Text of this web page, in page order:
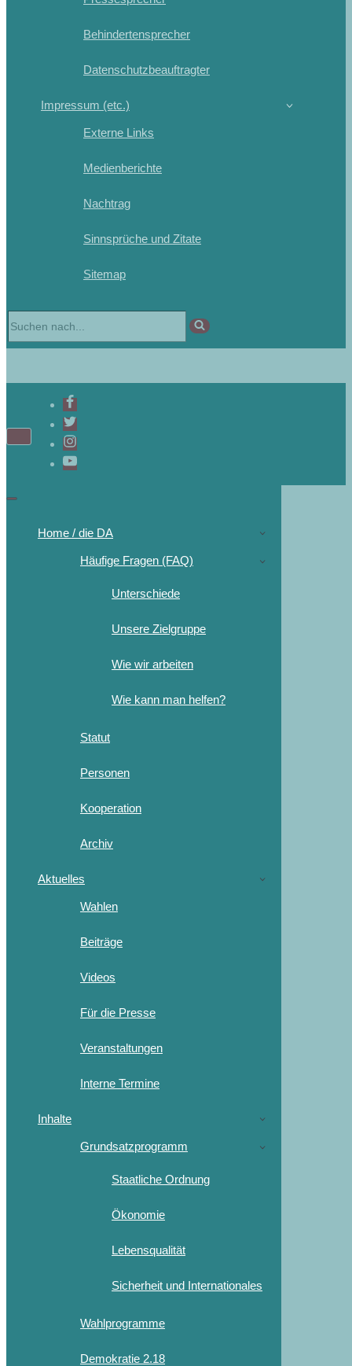
Behindertensprecher
Datenschutzbeauftragter
Impressum (etc.)
Externe Links
Medienberichte
Nachtrag
Sinnsprüche und Zitate
Sitemap
Home / die DA
Häufige Fragen (FAQ)
Unterschiede
Unsere Zielgruppe
Wie wir arbeiten
Wie kann man helfen?
Statut
Personen
Kooperation
Archiv
Aktuelles
Wahlen
Beiträge
Videos
Für die Presse
Veranstaltungen
Interne Termine
Inhalte
Grundsatzprogramm
Staatliche Ordnung
Ökonomie
Lebensqualität
Sicherheit und Internationales
Wahlprogramme
Demokratie 2.18